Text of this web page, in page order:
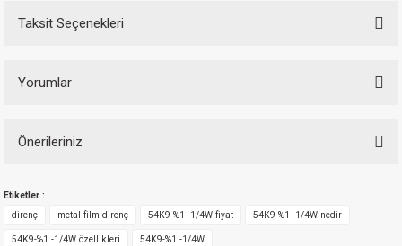
Taksit Seçenekleri
Yorumlar
Önerileriniz
yetersiz gördüğünüz noktaları öneri formunu kullanarak tarafımıza
iletebilirsiniz.
Etiketler :
direnç
metal film direnç 54K9-%1 -1/4W fiyat 54K9-%1 -1/4W nedir
54K9-%1 -1/4W özellikleri 54K9-%1 -1/4W